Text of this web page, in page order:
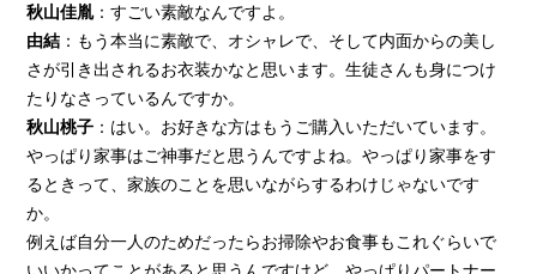
秋山佳胤：すごい素敵なんですよ。
由結 ：もう本当に素敵で、オシャレで、そして内面からの美し
さが引き出されるお衣装かなと思います。生徒さんも身につけ
たりなさっているんですか。
秋山桃子 ：はい。お好きな方はもうご購入いただいています。
やっぱり家事はご神事だと思うんですよね。やっぱり家事をす
るときって、家族のことを思いながらするわけじゃないです
か。
例えば自分一人のためだったらお掃除やお食事もこれぐらいで
いいかってことがあると思うんですけど、やっぱりパートナー